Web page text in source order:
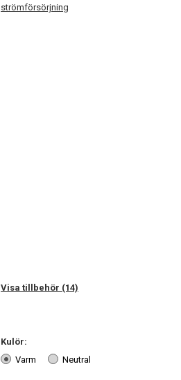
strömförsörjning
Visa tillbehör (14)
Kulör:
Varm
Neutral